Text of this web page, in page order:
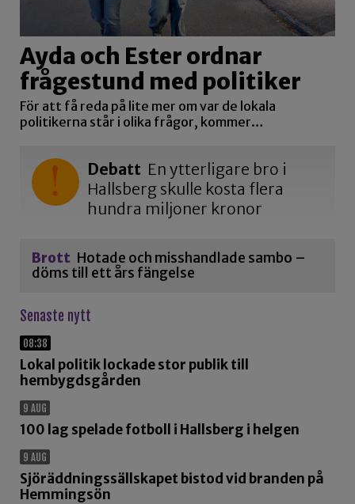
Ayda och Ester ordnar
frågestund med politiker
För att få reda på lite mer om var de lokala
politikerna står i olika frågor, kommer…
Debatt En ytterligare bro i
Hallsberg skulle kosta flera
hundra miljoner kronor
Brott Hotade och misshandlade sambo –
döms till ett års fängelse
Senaste nytt
08:38
Lokal politik lockade stor publik till
hembygdsgården
9 AUG
100 lag spelade fotboll i Hallsberg i helgen
9 AUG
Sjöräddningssällskapet bistod vid branden på
Hemmingsön